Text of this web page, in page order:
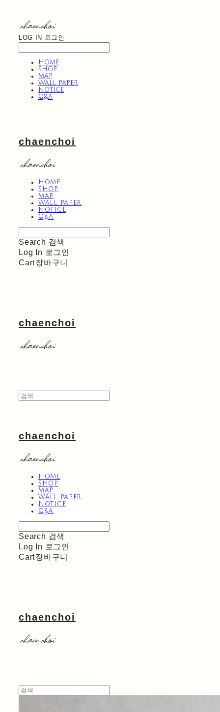
LOG IN 로그인
HOME
SHOP
MAP
WALL PAPER
NOTICE
Q&A
chaenchoi
HOME
SHOP
MAP
WALL PAPER
NOTICE
Q&A
Search 검색
Log In 로그인
Cart장바구니
chaenchoi
chaenchoi
HOME
SHOP
MAP
WALL PAPER
NOTICE
Q&A
Search 검색
Log In 로그인
Cart장바구니
chaenchoi